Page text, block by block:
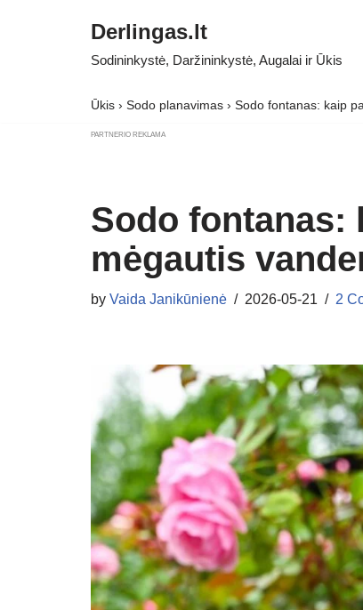
Derlingas.lt
Sodininkystė, Daržininkystė, Augalai ir Ūkis
Ūkis › Sodo planavimas › Sodo fontanas: kaip
PARTNERIO REKLAMA
Sodo
mėgautis
by Vaida Janikūnienė 2026-05-21 2